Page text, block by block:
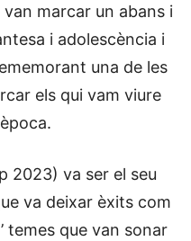
marcar un abans i
i adolescència i
una de les
els qui vam viure
2023) va ser el seu
va deixar èxits com
temes que van sonar